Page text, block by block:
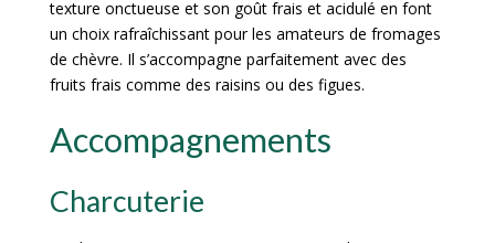
texture onctueuse et son goût frais et acidulé en font
un choix rafraîchissant pour les amateurs de fromages
de chèvre. Il s’accompagne parfaitement avec des
fruits frais comme des raisins ou des figues.
Accompagnements
Charcuterie